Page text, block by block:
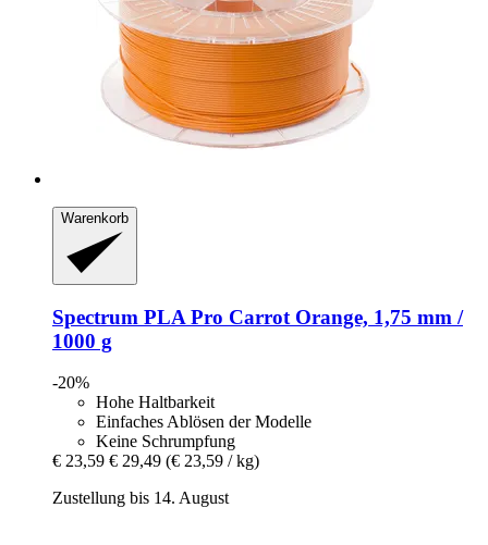
Warenkorb
Spectrum PLA Pro Carrot Orange, 1,75 mm /
1000 g
-20%
Hohe Haltbarkeit
Einfaches Ablösen der Modelle
Keine Schrumpfung
€ 23,59 € 29,49 (€ 23,59 / kg)
Zustellung bis 14. August